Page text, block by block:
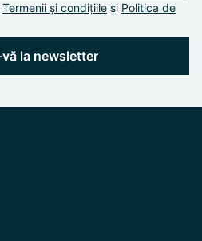
Termenii și condițiile și Politica de
la newsletter